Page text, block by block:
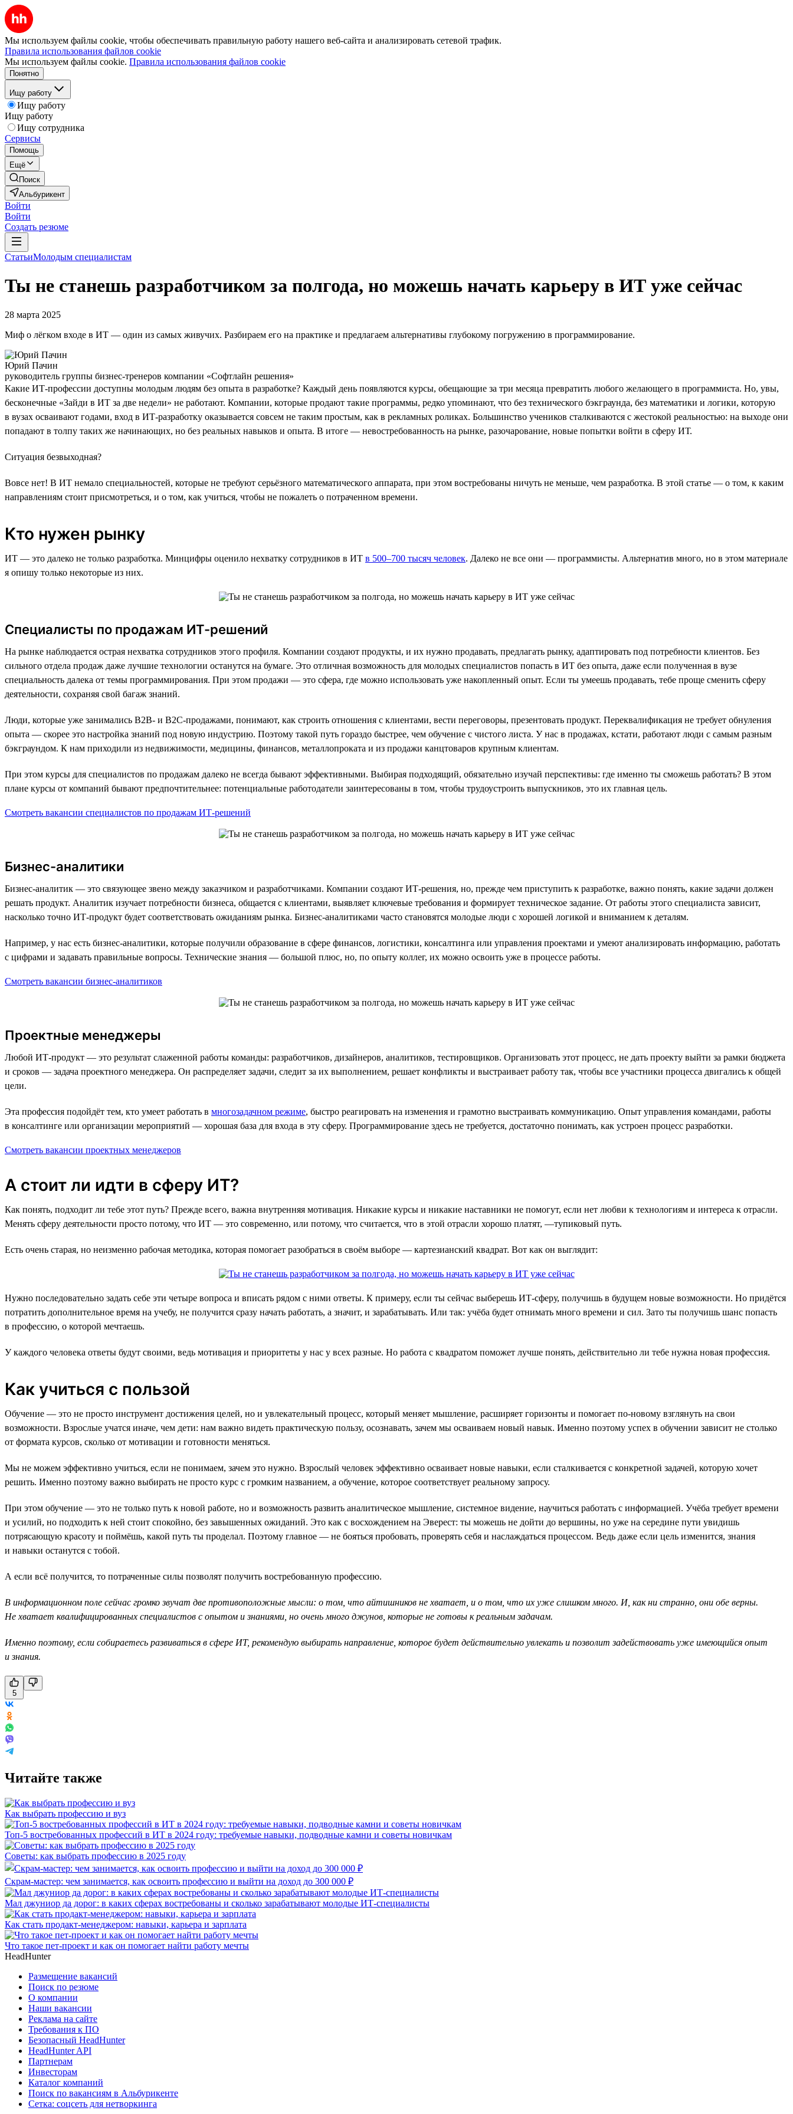
Мы используем файлы cookie, чтобы обеспечивать правильную работу нашего веб-сайта и анализировать сетевой трафик.
Правила использования файлов cookie
Мы используем файлы cookie. Правила использования файлов cookie
Понятно
Ищу работу
Ищу работу
Ищу работу
Ищу сотрудника
Сервисы
Помощь
Ещё
Поиск
Альбурикент
Войти
Войти
Создать резюме
СтатьиМолодым специалистам
Ты не станешь разработчиком за полгода, но можешь начать карьеру в ИТ уже сейчас
28 марта 2025
Миф о лёгком входе в ИТ — один из самых живучих. Разбираем его на практике и предлагаем альтернативы глубокому погружению в программирование.
Юрий Пачин
руководитель группы бизнес-тренеров компании «Софтлайн решения»
Какие ИТ-профессии доступны молодым людям без опыта в разработке? Каждый день появляются курсы, обещающие за три месяца превратить любого желающего в программиста. Но, увы,
бесконечные «Зайди в ИТ за две недели» не работают. Компании, которые продают такие программы, редко упоминают, что без технического бэкграунда, без математики и логики, которую
в вузах осваивают годами, вход в ИТ-разработку оказывается совсем не таким простым, как в рекламных роликах. Большинство учеников сталкиваются с жестокой реальностью: на выходе они
попадают в толпу таких же начинающих, но без реальных навыков и опыта. В итоге — невостребованность на рынке, разочарование, новые попытки войти в сферу ИТ.
Ситуация безвыходная?
Вовсе нет! В ИТ немало специальностей, которые не требуют серьёзного математического аппарата, при этом востребованы ничуть не меньше, чем разработка. В этой статье — о том, к каким
направлениям стоит присмотреться, и о том, как учиться, чтобы не пожалеть о потраченном времени.
Кто нужен рынку
ИТ — это далеко не только разработка. Минцифры оценило нехватку сотрудников в ИТ в 500–700 тысяч человек. Далеко не все они — программисты. Альтернатив много, но в этом материале
я опишу только некоторые из них.
Специалисты по продажам ИТ-решений
На рынке наблюдается острая нехватка сотрудников этого профиля. Компании создают продукты, и их нужно продавать, предлагать рынку, адаптировать под потребности клиентов. Без
сильного отдела продаж даже лучшие технологии останутся на бумаге. Это отличная возможность для молодых специалистов попасть в ИТ без опыта, даже если полученная в вузе
специальность далека от темы программирования. При этом продажи — это сфера, где можно использовать уже накопленный опыт. Если ты умеешь продавать, тебе проще сменить сферу
деятельности, сохраняя свой багаж знаний.
Люди, которые уже занимались B2B- и B2C-продажами, понимают, как строить отношения с клиентами, вести переговоры, презентовать продукт. Переквалификация не требует обнуления
опыта — скорее это настройка знаний под новую индустрию. Поэтому такой путь гораздо быстрее, чем обучение с чистого листа. У нас в продажах, кстати, работают люди с самым разным
бэкграундом. К нам приходили из недвижимости, медицины, финансов, металлопроката и из продажи канцтоваров крупным клиентам.
При этом курсы для специалистов по продажам далеко не всегда бывают эффективными. Выбирая подходящий, обязательно изучай перспективы: где именно ты сможешь работать? В этом
плане курсы от компаний бывают предпочтительнее: потенциальные работодатели заинтересованы в том, чтобы трудоустроить выпускников, это их главная цель.
Смотреть вакансии специалистов по продажам ИТ-решений
Бизнес-аналитики
Бизнес-аналитик — это связующее звено между заказчиком и разработчиками. Компании создают ИТ-решения, но, прежде чем приступить к разработке, важно понять, какие задачи должен
решать продукт. Аналитик изучает потребности бизнеса, общается с клиентами, выявляет ключевые требования и формирует техническое задание. От работы этого специалиста зависит,
насколько точно ИТ-продукт будет соответствовать ожиданиям рынка. Бизнес-аналитиками часто становятся молодые люди с хорошей логикой и вниманием к деталям.
Например, у нас есть бизнес-аналитики, которые получили образование в сфере финансов, логистики, консалтинга или управления проектами и умеют анализировать информацию, работать
с цифрами и задавать правильные вопросы. Технические знания — большой плюс, но, по опыту коллег, их можно освоить уже в процессе работы.
Смотреть вакансии бизнес-аналитиков
Проектные менеджеры
Любой ИТ-продукт — это результат слаженной работы команды: разработчиков, дизайнеров, аналитиков, тестировщиков. Организовать этот процесс, не дать проекту выйти за рамки бюджета
и сроков — задача проектного менеджера. Он распределяет задачи, следит за их выполнением, решает конфликты и выстраивает работу так, чтобы все участники процесса двигались к общей
цели.
Эта профессия подойдёт тем, кто умеет работать в многозадачном режиме, быстро реагировать на изменения и грамотно выстраивать коммуникацию. Опыт управления командами, работы
в консалтинге или организации мероприятий — хорошая база для входа в эту сферу. Программирование здесь не требуется, достаточно понимать, как устроен процесс разработки.
Смотреть вакансии проектных менеджеров
А стоит ли идти в сферу ИТ?
Как понять, подходит ли тебе этот путь? Прежде всего, важна внутренняя мотивация. Никакие курсы и никакие наставники не помогут, если нет любви к технологиям и интереса к отрасли.
Менять сферу деятельности просто потому, что ИТ — это современно, или потому, что считается, что в этой отрасли хорошо платят, —тупиковый путь.
Есть очень старая, но неизменно рабочая методика, которая помогает разобраться в своём выборе — картезианский квадрат. Вот как он выглядит:
Нужно последовательно задать себе эти четыре вопроса и вписать рядом с ними ответы. К примеру, если ты сейчас выберешь ИТ-сферу, получишь в будущем новые возможности. Но придётся
потратить дополнительное время на учебу, не получится сразу начать работать, а значит, и зарабатывать. Или так: учёба будет отнимать много времени и сил. Зато ты получишь шанс попасть
в профессию, о которой мечтаешь.
У каждого человека ответы будут своими, ведь мотивация и приоритеты у нас у всех разные. Но работа с квадратом поможет лучше понять, действительно ли тебе нужна новая профессия.
Как учиться с пользой
Обучение — это не просто инструмент достижения целей, но и увлекательный процесс, который меняет мышление, расширяет горизонты и помогает по-новому взглянуть на свои
возможности. Взрослые учатся иначе, чем дети: нам важно видеть практическую пользу, осознавать, зачем мы осваиваем новый навык. Именно поэтому успех в обучении зависит не столько
от формата курсов, сколько от мотивации и готовности меняться.
Мы не можем эффективно учиться, если не понимаем, зачем это нужно. Взрослый человек эффективно осваивает новые навыки, если сталкивается с конкретной задачей, которую хочет
решить. Именно поэтому важно выбирать не просто курс с громким названием, а обучение, которое соответствует реальному запросу.
При этом обучение — это не только путь к новой работе, но и возможность развить аналитическое мышление, системное видение, научиться работать с информацией. Учёба требует времени
и усилий, но подходить к ней стоит спокойно, без завышенных ожиданий. Это как с восхождением на Эверест: ты можешь не дойти до вершины, но уже на середине пути увидишь
потрясающую красоту и поймёшь, какой путь ты проделал. Поэтому главное — не бояться пробовать, проверять себя и наслаждаться процессом. Ведь даже если цель изменится, знания
и навыки останутся с тобой.
А если всё получится, то потраченные силы позволят получить востребованную профессию.
В информационном поле сейчас громко звучат две противоположные мысли: о том, что айтишников не хватает, и о том, что их уже слишком много. И, как ни странно, они обе верны.
Не хватает квалифицированных специалистов с опытом и знаниями, но очень много джунов, которые не готовы к реальным задачам.
Именно поэтому, если собираетесь развиваться в сфере ИТ, рекомендую выбирать направление, которое будет действительно увлекать и позволит задействовать уже имеющийся опыт
и знания.
5
Читайте также
Как выбрать профессию и вуз
Топ-5 востребованных профессий в ИТ в 2024 году: требуемые навыки, подводные камни и советы новичкам
Советы: как выбрать профессию в 2025 году
Скрам-мастер: чем занимается, как освоить профессию и выйти на доход до 300 000 ₽
Мал джуниор да дорог: в каких сферах востребованы и сколько зарабатывают молодые ИТ-специалисты
Как стать продакт-менеджером: навыки, карьера и зарплата
Что такое пет-проект и как он помогает найти работу мечты
HeadHunter
Размещение вакансий
Поиск по резюме
О компании
Наши вакансии
Реклама на сайте
Требования к ПО
Безопасный HeadHunter
HeadHunter API
Партнерам
Инвесторам
Каталог компаний
Поиск по вакансиям в Альбурикенте
Сетка: соцсеть для нетворкинга